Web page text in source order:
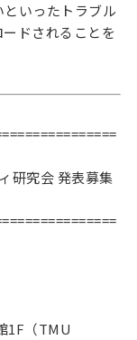
いったトラブル
ドされることを
研究会 発表募集
1F（TMU